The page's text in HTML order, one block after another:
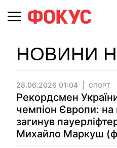
НОВИНИ
28.06.2026 01:04 СПОРТ
Рекордсмен
чемпіон Європи: на
загинув
Михайло Маркуш